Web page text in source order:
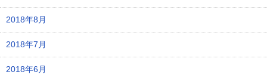
2018年8月
2018年7月
2018年6月